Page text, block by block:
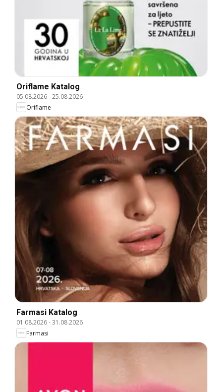
Oriflame Katalog
05.08.2026-25.08.2026
Oriflame
Farmasi Katalog
01.08.2026-31.08.2026
Farmasi